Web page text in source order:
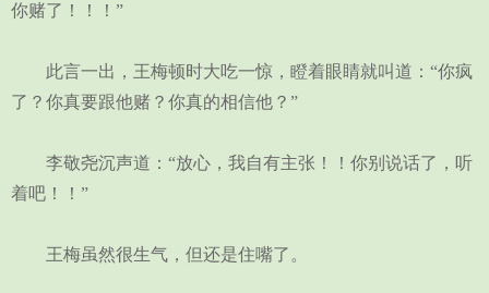
你赌了！！！”
此言一出，王梅顿时大吃一惊，瞪着眼睛就叫道：“你疯
了？你真要跟他赌？你真的相信他？”
李敬尧沉声道：“放心，我自有主张！！你别说话了，听
着吧！！”
王梅虽然很生气，但还是住嘴了。